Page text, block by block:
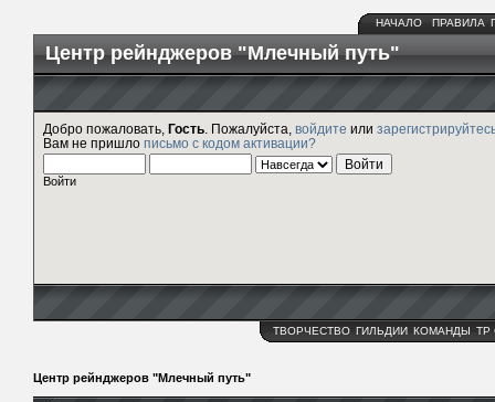
НАЧАЛО ПРАВИЛА
Центр рейнджеров "Млечный путь"
Добро пожаловать, Гость . Пожалуйста, войдите или
Вам не пришло письмо с кодом активации?
Войти
ТВОРЧЕСТВО ГИЛЬДИИ КОМАНДЫ ТР
Центр рейнджеров "Млечный путь"